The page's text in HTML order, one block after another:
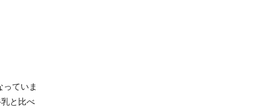
ていま
と比べ